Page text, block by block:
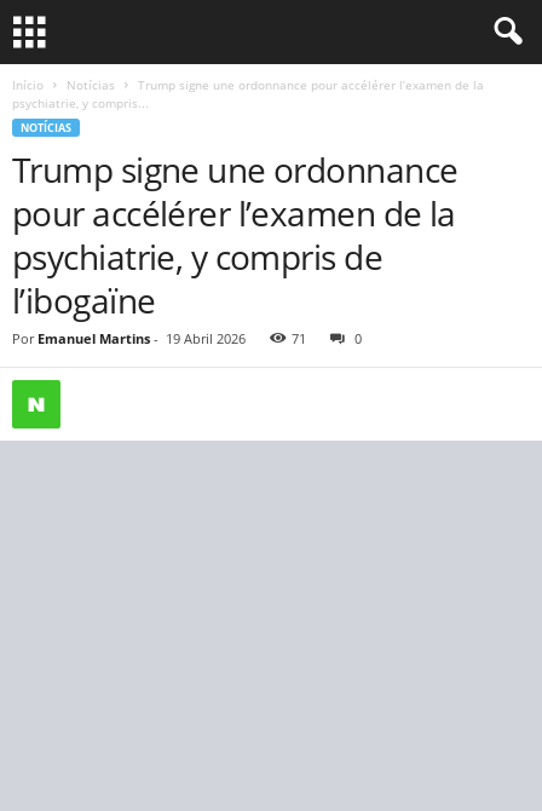
Início Notícias
Trump signe une ordonnance pour accélérer l’examen de la
psychiatrie, y compris...
NOTÍCIAS
Trump signe une ordonnance
pour accélérer l’examen de la
psychiatrie, y compris de
l’ibogaïne
Por Emanuel Martins - 19 Abril 2026 71 0